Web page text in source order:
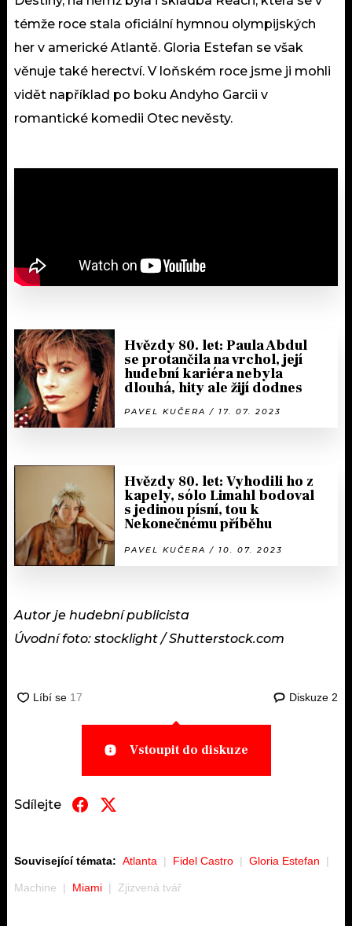
témže roce stala oficiální hymnou olympijských
her v americké Atlantě. Gloria Estefan se však
věnuje také herectví. V loňském roce jsme ji mohli
vidět například po boku Andyho Garcii v
romantické komedii Otec nevěsty.
Hvězdy 80. let: Paula Abdul
se protančila na vrchol, její
hudební kariéra nebyla
dlouhá, hity ale žijí dodnes
PAVEL KUČERA / 17. 07. 2023
Hvězdy 80. let: Vyhodili ho z
kapely, sólo Limahl bodoval
s jedinou písní, tou k
Nekonečnému příběhu
PAVEL KUČERA / 10. 07. 2023
Autor je hudební publicista
Úvodní foto: stocklight / Shutterstock.com
Diskuze 2
Vstoupit do diskuze
Sdílejte
Související témata: Atlanta Fidel Castro Gloria Estefan
Machine Miami Zjizvená tvář